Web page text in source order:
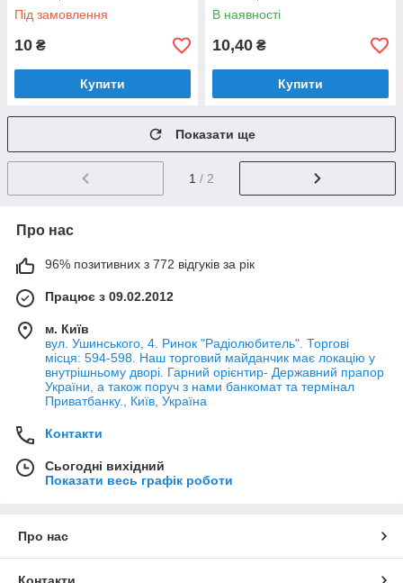
Під замовлення
10 ₴
Купити
В наявності
10,40 ₴
Купити
Показати ще
1 / 2
Про нас
96% позитивних з 772 відгуків за рік
Працює з 09.02.2012
м. Київ
вул. Ушинського, 4. Ринок "Радіолюбитель". Торгові
місця: 594-598. Наш торговий майданчик має локацію у
внутрішньому дворі. Гарний орієнтир- Державний прапор
України, а також поруч з нами банкомат та термінал
Приватбанку., Київ, Україна
Контакти
Сьогодні вихідний
Показати весь графік роботи
Про нас